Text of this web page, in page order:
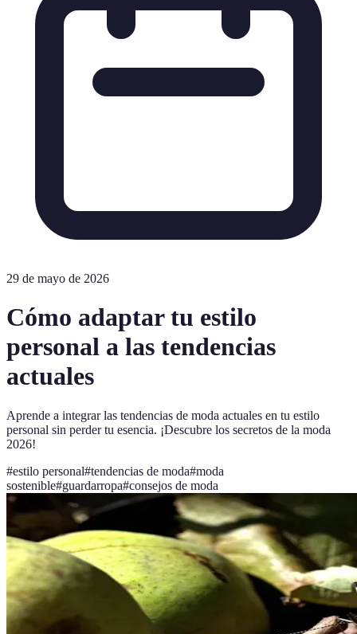
29 de mayo de 2026
Cómo adaptar tu estilo
personal a las tendencias
actuales
Aprende a integrar las tendencias de moda actuales en tu estilo
personal sin perder tu esencia. ¡Descubre los secretos de la moda
2026!
#estilo personal#tendencias de moda#moda
sostenible#guardarropa#consejos de moda